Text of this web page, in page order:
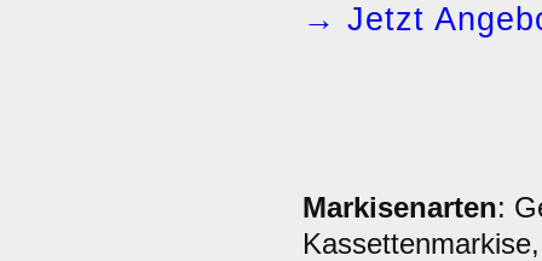
→ Jetzt
Markisenarten: